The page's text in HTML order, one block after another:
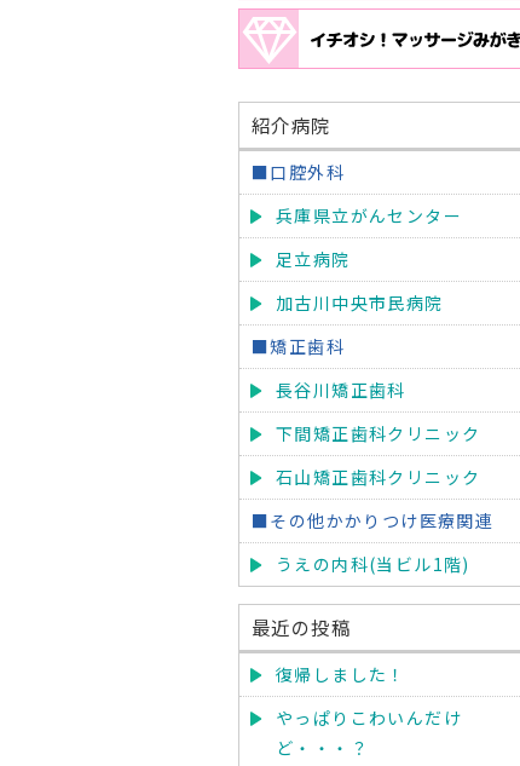
紹介病院
■口腔外科
兵庫県立がんセンター
足立病院
加古川中央市民病院
■矯正歯科
長谷川矯正歯科
下間矯正歯科クリニック
石山矯正歯科クリニック
■その他かかりつけ医療関連
うえの内科(当ビル1階)
最近の投稿
復帰しました！
やっぱりこわいんだけ
ど・・・？